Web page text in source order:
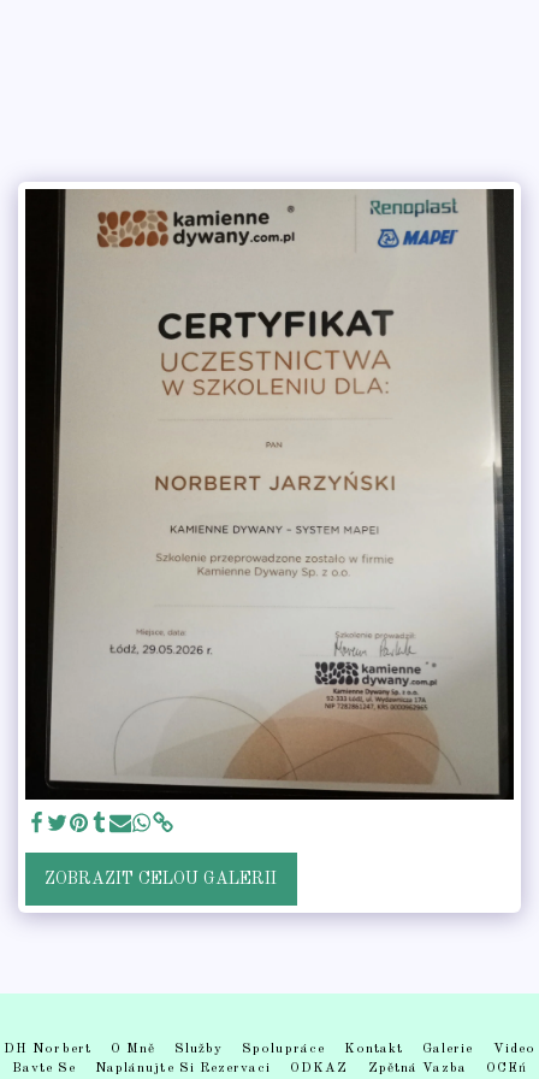
ZOBRAZIT CELOU GALERII
DH Norbert O Mně Služby Spolupráce Kontakt Galerie
Video
Bavte Se
Naplánujte Si Rezervaci ODKAZ Zpětná Vazba OCEń